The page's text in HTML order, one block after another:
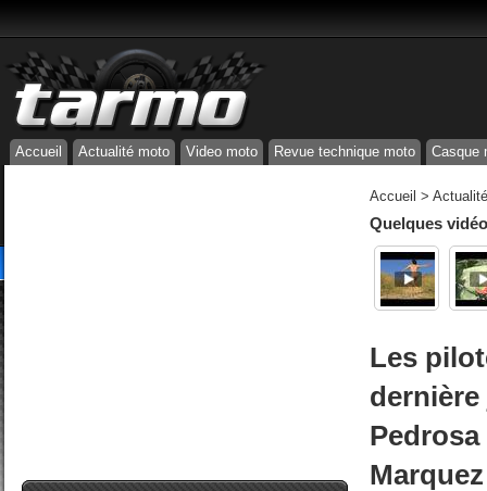
Accueil Actualité moto Video moto Revue technique moto Casque
Accueil >
Quelques
Les
Marquez